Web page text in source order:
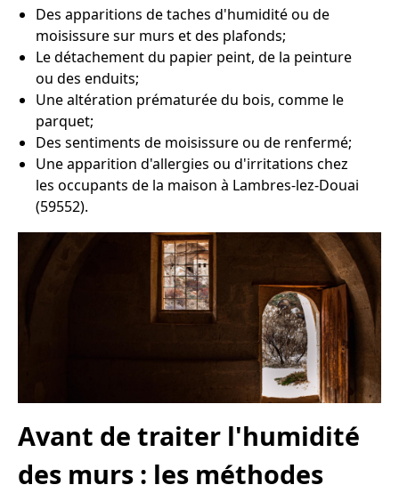
Des apparitions de taches d'humidité ou de
moisissure sur murs et des plafonds;
Le détachement du papier peint, de la peinture
ou des enduits;
Une altération prématurée du bois, comme le
parquet;
Des sentiments de moisissure ou de renfermé;
Une apparition d'allergies ou d'irritations chez
les occupants de la maison à Lambres-lez-Douai
(59552).
Avant de traiter l'humidité
des murs : les méthodes